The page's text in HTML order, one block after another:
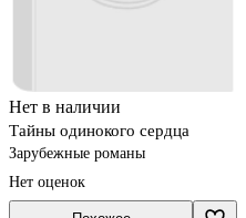
Нет в наличии
Тайны одинокого сердца
Зарубежные романы
Нет оценок